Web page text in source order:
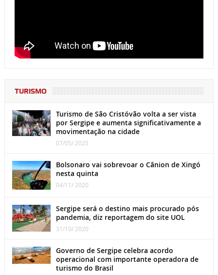
TURISMO
Turismo de São Cristóvão volta a ser vista
por Sergipe e aumenta significativamente a
movimentação na cidade
07/05/ 2025
Bolsonaro vai sobrevoar o Cânion de Xingó
nesta quinta
04/11/ 2020
Sergipe será o destino mais procurado pós
pandemia, diz reportagem do site UOL
31/10/ 2020
Governo de Sergipe celebra acordo
operacional com importante operadora de
turismo do Brasil